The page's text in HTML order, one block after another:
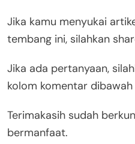
Jika kamu menyukai
tembang ini, silahkan
Jika ada pertanyaan,
kolom komentar dibawah
Terimakasih sudah
bermanfaat.